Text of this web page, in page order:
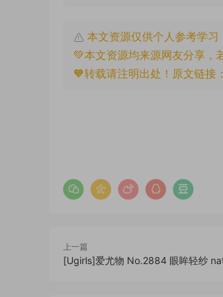
本文资源仅供个人参考学
💚本文资源均来源网友分享，
🧡转载请注明出处！原文链接：
上一篇
[Ugirls]爱尤物 No.2884 眼眸轻纱